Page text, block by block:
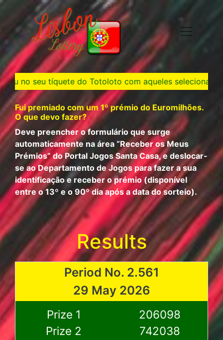
do Totoloto com aqueles selecionados nos
Fui premiado com um 1º prémio do Euromilhões.
O que devo fazer?
Deve preencher o formulário que surge
automaticamente na área “Receber os Meus
Prémios” do Portal Jogos Santa Casa, e deslocar-
se ao Departamento de Jogos para fazer a sua
identificação e receber o prémio (disponível
entre o 13º e o 90º dia após a data do sorteio).
Results
Period No. 2.561
29 May 2026
Prize 1
206098
Prize 2
742038